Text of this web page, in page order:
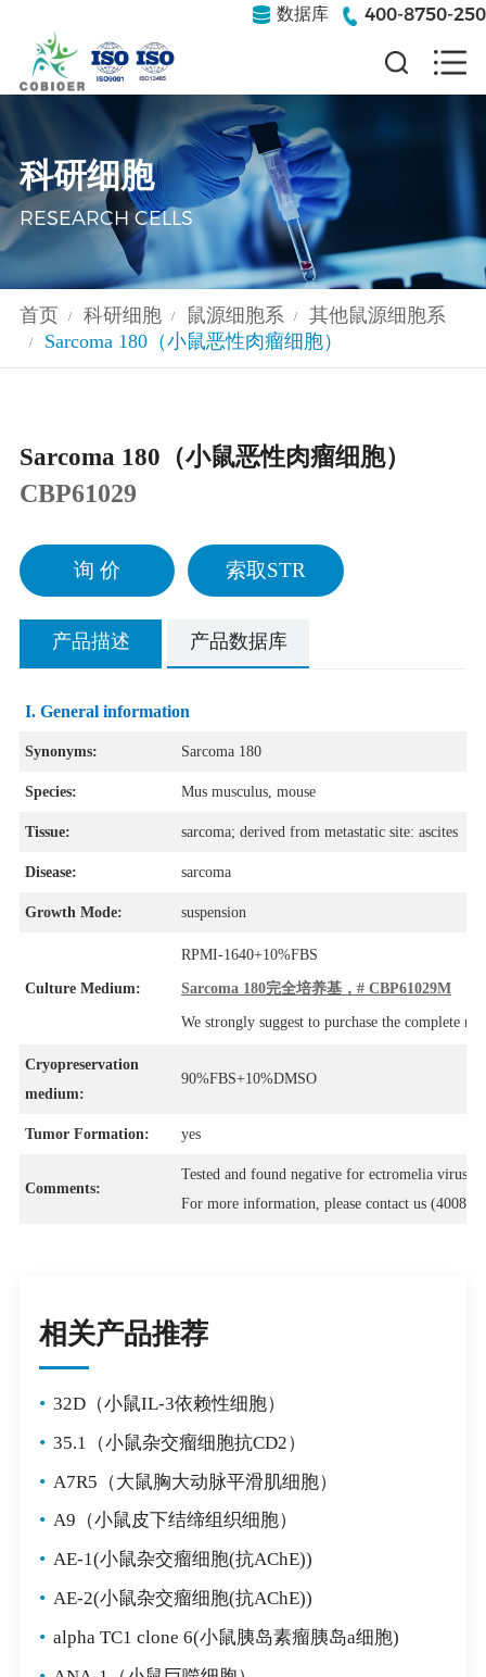
数据库 400-8750-250
科研细胞
RESEARCH CELLS
首页 / 科研细胞 / 鼠源细胞系 / 其他鼠源细胞系
/ Sarcoma 180（小鼠恶性肉瘤细胞）
Sarcoma 180（小鼠恶性肉瘤细胞）
CBP61029
询 价 索取STR
产品描述 产品数据库
I. General information
Synonyms: Sarcoma 180
Species: Mus musculus, mouse
Tissue: sarcoma; derived from metastatic site: ascites
Disease: sarcoma
Growth Mode: suspension
Culture Medium:
RPMI-1640+10%FBS
Sarcoma 180完全培养基，# CBP61029M
We strongly suggest to purchase the complete
Cryopreservation
medium:
90%FBS+10%DMSO
Tumor Formation: yes
Comments:
Tested and found negative for ectromelia virus
For more information, please contact us (4008-
相关产品推荐
• 32D（小鼠IL-3依赖性细胞）
• 35.1（小鼠杂交瘤细胞抗CD2）
• A7R5（大鼠胸大动脉平滑肌细胞）
• A9（小鼠皮下结缔组织细胞）
• AE-1(小鼠杂交瘤细胞(抗AChE))
• AE-2(小鼠杂交瘤细胞(抗AChE))
• alpha TC1 clone 6(小鼠胰岛素瘤胰岛a细胞)